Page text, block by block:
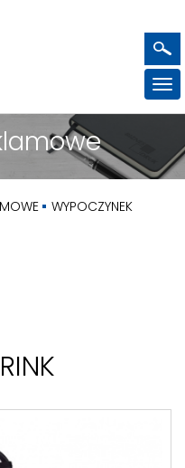
WYPOCZYNEK